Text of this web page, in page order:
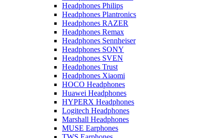
Headphones Philips
Headphones Plantronics
Headphones RAZER
Headphones Remax
Headphones Sennheiser
Headphones SONY
Headphones SVEN
Headphones Trust
Headphones Xiaomi
HOCO Headphones
Huawei Headphones
HYPERX Headphones
Logitech Headphones
Marshall Headphones
MUSE Earphones